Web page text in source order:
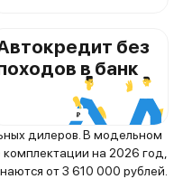
без
в банк
дилеров. В модельном
на 2026 год,
от 3 610 000 рублей.